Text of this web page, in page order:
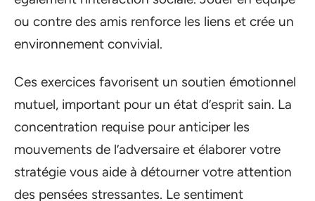
ou contre des amis renforce les liens et crée un
environnement convivial.
Ces exercices favorisent un soutien émotionnel
mutuel, important pour un état d’esprit sain. La
concentration requise pour anticiper les
mouvements de l’adversaire et élaborer votre
stratégie vous aide à détourner votre attention
des pensées stressantes. Le sentiment